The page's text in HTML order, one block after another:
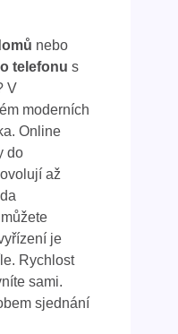
nebo
telefonu s
V
moderních
Online
do
až
je
Rychlost
sami.
sjednání